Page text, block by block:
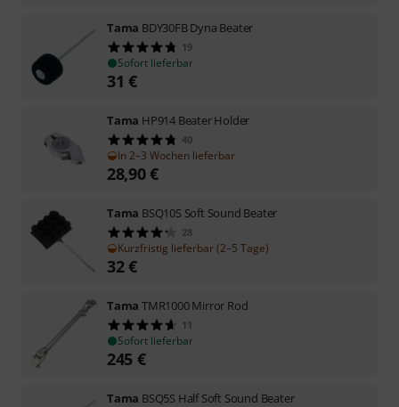
Tama BDY30FB Dyna Beater
19
Sofort lieferbar
31 €
Tama HP914 Beater Holder
40
In 2–3 Wochen lieferbar
28,90€
Tama BSQ10S Soft Sound Beater
28
Kurzfristig lieferbar (2–5 Tage)
32€
Tama TMR1000 Mirror Rod
11
Sofort lieferbar
245 €
Tama BSQ5S Half Soft Sound Beater